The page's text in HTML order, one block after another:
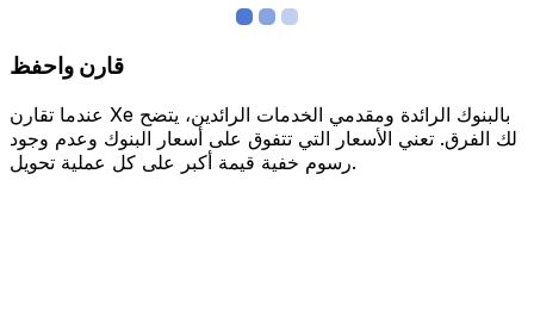
قارن واحفظ
عندما تقارن Xe بالبنوك الرائدة ومقدمي الخدمات الرائدين، يتضح
لك الفرق. تعني الأسعار التي تتفوق على أسعار البنوك وعدم وجود
رسوم خفية قيمة أكبر على كل عملية تحويل.